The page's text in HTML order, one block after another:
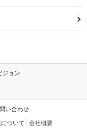
ジョン
い合わせ
ついて 会社概要